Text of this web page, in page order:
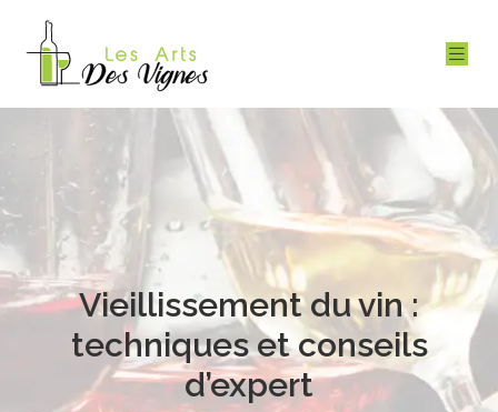
Vieillissement du vin :
techniques et conseils
d’expert